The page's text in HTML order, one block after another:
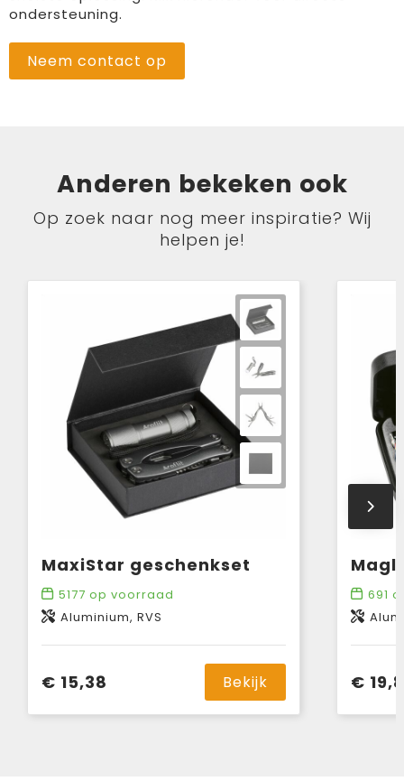
ondersteuning.
Neem contact op
Anderen bekeken ook
Op zoek naar nog meer inspiratie? Wij
helpen je!
MaxiStar geschenkset
5177 op voorraad
Aluminium, RVS
€ 15,38 Bekijk
691
€